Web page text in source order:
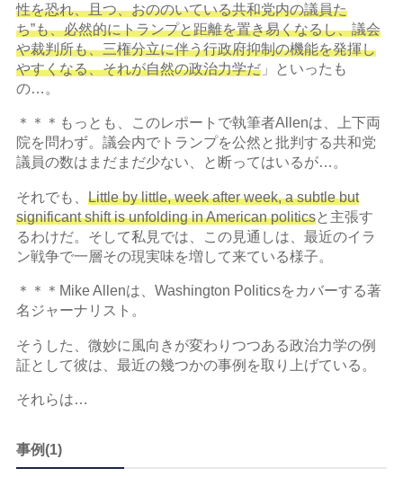
性を恐れ、且つ、おののいている共和党内の議員た
ち”も、必然的にトランプと距離を置き易くなるし、議会
や裁判所も、三権分立に伴う行政府抑制の機能を発揮し
やすくなる、それが自然の政治力学だ」といったも
の…。
＊＊＊もっとも、このレポートで執筆者Allenは、上下両
院を問わず。議会内でトランプを公然と批判する共和党
議員の数はまだまだ少ない、と断ってはいるが…。
それでも、 Little by little, week after week, a subtle but
significant shift is unfolding in American politicsと主張す
るわけだ。そして私見では、この見通しは、最近のイラ
ン戦争で一層その現実味を増して来ている様子。
＊＊＊Mike Allenは、Washington Politicsをカバーする著
名ジャーナリスト。
そうした、微妙に風向きが変わりつつある政治力学の例
証として彼は、最近の幾つかの事例を取り上げている。
それらは…
事例(1)